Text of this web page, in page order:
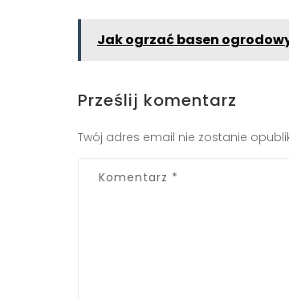
Jak ogrzać basen
Prześlij komentarz
Twój adres email nie zostanie